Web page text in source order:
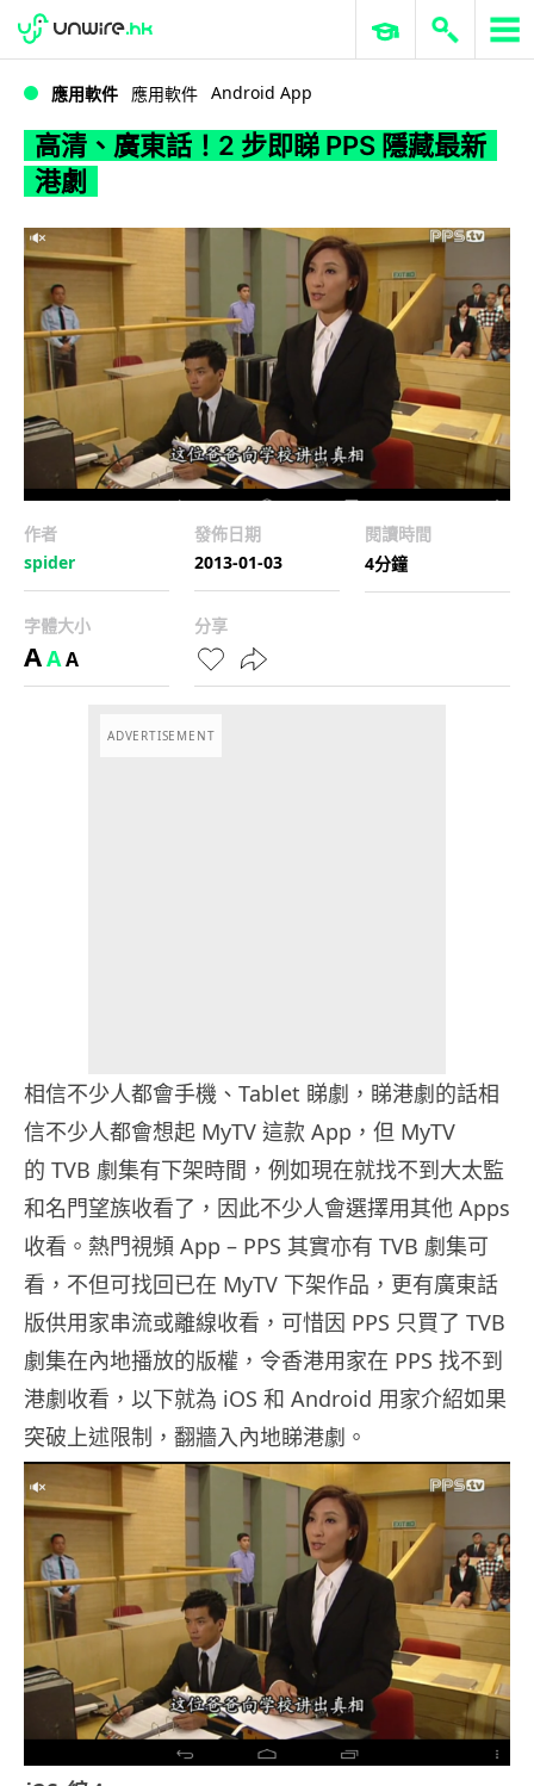
高清、廣東話！2 步即睇 PPS 隱藏最新港劇
WWDC 2026 ERP 與商業 AI
應用軟件 應用軟件 Android App
高清、廣東話！2 步即睇 PPS 隱藏最新
港劇
作者
spider
發佈日期
2013-01-03
閱讀時間
4分鐘
字體大小
AAA
分享
ADVERTISEMENT
相信不少人都會手機、Tablet 睇劇，睇港劇的話相
信不少人都會想起 MyTV 這款 App，但 MyTV
的 TVB 劇集有下架時間，例如現在就找不到大太監
和名門望族收看了，因此不少人會選擇用其他 Apps
收看。熱門視頻 App – PPS 其實亦有 TVB 劇集可
看，不但可找回已在 MyTV 下架作品，更有廣東話
版供用家串流或離線收看，可惜因 PPS 只買了 TVB
劇集在內地播放的版權，令香港用家在 PPS 找不到
港劇收看，以下就為 iOS 和 Android 用家介紹如果
突破上述限制，翻牆入內地睇港劇。